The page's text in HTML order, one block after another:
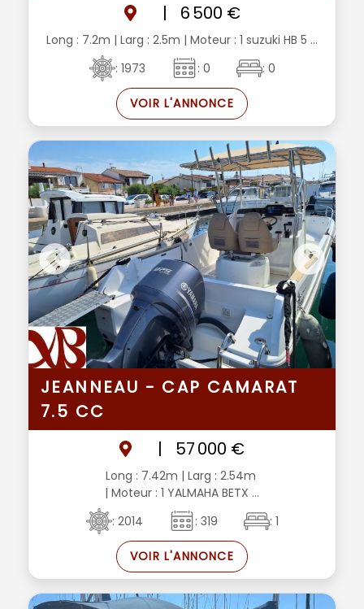
|
6 500 €
Long : 7.2m | Larg : 2.5m | Moteur : 1 suzuki HB 5 ...
: 1973
: 0 : 0
VOIR L'ANNONCE
JEANNEAU - CAP CAMARAT
7.5 CC
|
57 000 €
Long : 7.42m | Larg : 2.54m
| Moteur : 1 YALMAHA BETX ...
: 2014
: 319 : 1
VOIR L'ANNONCE